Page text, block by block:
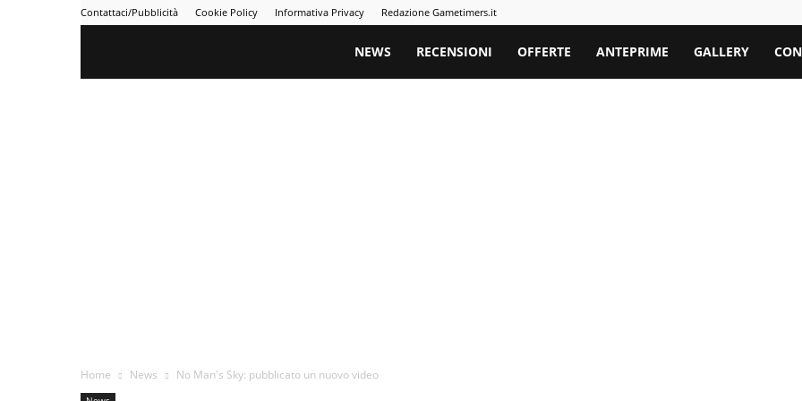
Contattaci/Pubblicità Cookie Policy Informativa Privacy Redazione Gametimers.it
Gametimers
NEWS RECENSIONI OFFERTE ANTEPRIME GALLERY
Home News No Man's Sky: pubblicato un nuovo video